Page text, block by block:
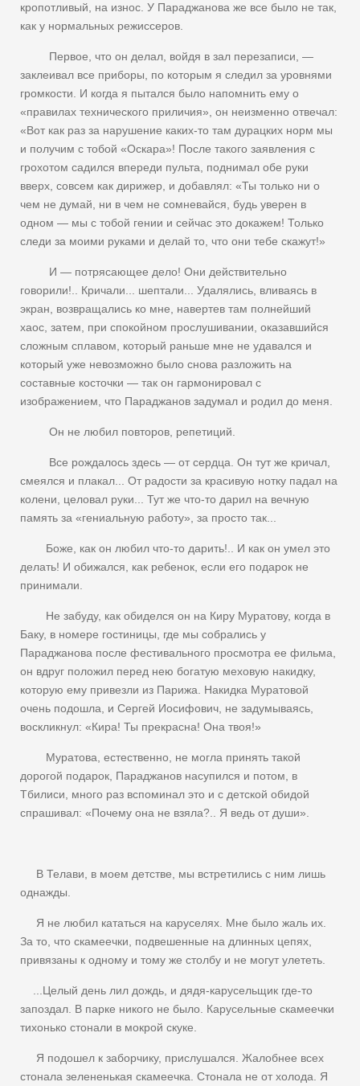
кропотливый, на износ. У Параджанова же все было не так,
как у нормальных режиссеров.
Первое, что он делал, войдя в зал перезаписи, —
заклеивал все приборы, по которым я следил за уровнями
громкости. И когда я пытался было напомнить ему о
«правилах технического приличия», он неизменно отвечал:
«Вот как раз за нарушение каких-то там дурацких норм мы
и получим с тобой «Оскара»! После такого заявления с
грохотом садился впереди пульта, поднимал обе руки
вверх, совсем как дирижер, и добавлял: «Ты только ни о
чем не думай, ни в чем не сомневайся, будь уверен в
одном — мы с тобой гении и сейчас это докажем! Только
следи за моими руками и делай то, что они тебе скажут!»
И — потрясающее дело! Они действительно
говорили!.. Кричали... шептали... Удалялись, вливаясь в
экран, возвращались ко мне, навертев там полнейший
хаос, затем, при спокойном прослушивании, оказавшийся
сложным сплавом, который раньше мне не удавался и
который уже невозможно было снова разложить на
составные косточки — так он гармонировал с
изображением, что Параджанов задумал и родил до меня.
Он не любил повторов, репетиций.
Все рождалось здесь — от сердца. Он тут же кричал,
смеялся и плакал... От радости за красивую нотку падал на
колени, целовал руки... Тут же что-то дарил на вечную
память за «гениальную работу», за просто так...
Боже, как он любил что-то дарить!.. И как он умел это
делать! И обижался, как ребенок, если его подарок не
принимали.
Не забуду, как обиделся он на Киру Муратову, когда в
Баку, в номере гостиницы, где мы собрались у
Параджанова после фестивального просмотра ее фильма,
он вдруг положил перед нею богатую меховую накидку,
которую ему привезли из Парижа. Накидка Муратовой
очень подошла, и Сергей Иосифович, не задумываясь,
воскликнул: «Кира! Ты прекрасна! Она твоя!»
Муратова, естественно, не могла принять такой
дорогой подарок, Параджанов насупился и потом, в
Тбилиси, много раз вспоминал это и с детской обидой
спрашивал: «Почему она не взяла?.. Я ведь от души».
В Телави, в моем детстве, мы встретились с ним лишь
однажды.
Я не любил кататься на каруселях. Мне было жаль их.
За то, что скамеечки, подвешенные на длинных цепях,
привязаны к одному и тому же столбу и не могут улететь.
...Целый день лил дождь, и дядя-карусельщик где-то
запоздал. В парке никого не было. Карусельные скамеечки
тихонько стонали в мокрой скуке.
Я подошел к заборчику, прислушался. Жалобнее всех
стонала зелененькая скамеечка. Стонала не от холода. Я